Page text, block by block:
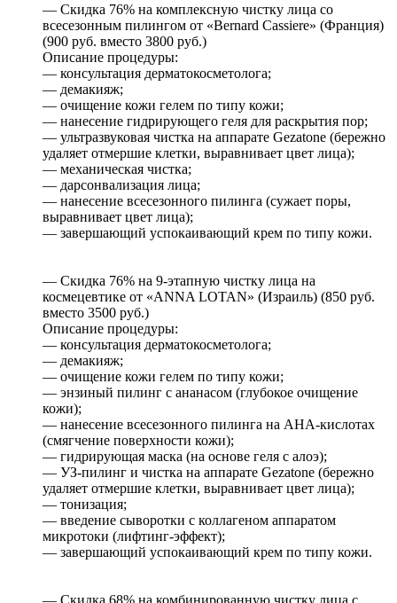
— Скидка 76% на комплексную чистку лица со
всесезонным пилингом от «Bernard Cassiere» (Франция)
(900 руб. вместо 3800 руб.)
Описание процедуры:
— консультация дерматокосметолога;
— демакияж;
— очищение кожи гелем по типу кожи;
— нанесение гидрирующего геля для раскрытия пор;
— ультразвуковая чистка на аппарате Gezatone (бережно
удаляет отмершие клетки, выравнивает цвет лица);
— механическая чистка;
— дарсонвализация лица;
— нанесение всесезонного пилинга (сужает поры,
выравнивает цвет лица);
— завершающий успокаивающий крем по типу кожи.
— Скидка 76% на 9-этапную чистку лица на
космецевтике от «ANNA LOTAN» (Израиль) (850 руб.
вместо 3500 руб.)
Описание процедуры:
— консультация дерматокосметолога;
— демакияж;
— очищение кожи гелем по типу кожи;
— энзиный пилинг с ананасом (глубокое очищение
кожи);
— нанесение всесезонного пилинга на АНА-кислотах
(смягчение поверхности кожи);
— гидрирующая маска (на основе геля с алоэ);
— УЗ-пилинг и чистка на аппарате Gezatone (бережно
удаляет отмершие клетки, выравнивает цвет лица);
— тонизация;
— введение сыворотки с коллагеном аппаратом
микротоки (лифтинг-эффект);
— завершающий успокаивающий крем по типу кожи.
— Скидка 68% на комбинированную чистку лица с